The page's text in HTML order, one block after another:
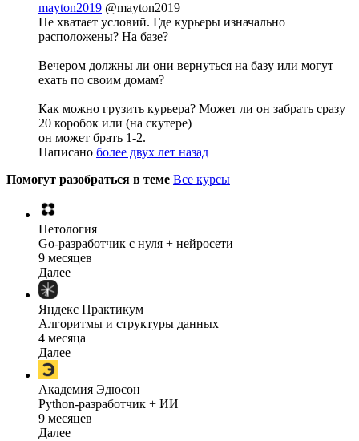
mayton2019 @mayton2019
Не хватает условий. Где курьеры изначально
расположены? На базе?
Вечером должны ли они вернуться на базу или могут
ехать по своим домам?
Как можно грузить курьера? Может ли он забрать сразу
20 коробок или (на скутере)
он может брать 1-2.
Написано более двух лет назад
Помогут разобраться в теме Все курсы
Нетология
Go-разработчик с нуля + нейросети
9 месяцев
Далее
Яндекс Практикум
Алгоритмы и структуры данных
4 месяца
Далее
Академия Эдюсон
Python-разработчик + ИИ
9 месяцев
Далее